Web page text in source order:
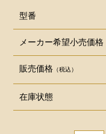
型番
メーカー希望小売価格
販売価格 （税込）
在庫状態